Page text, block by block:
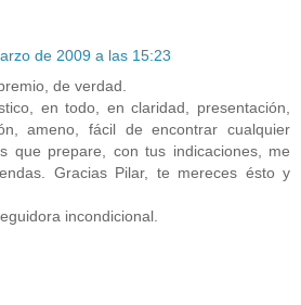
de 2009 a las 15:23
de verdad.
en todo, en claridad, presentación,
ameno, fácil de encontrar cualquier
que prepare, con tus indicaciones, me
Gracias Pilar, te mereces ésto y
incondicional.